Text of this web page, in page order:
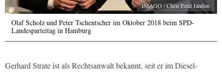
IMAGO / Chris Emil Janßen
Olaf Scholz und Peter Tschentscher im Oktober 2018 beim SPD-
Landesparteitag in Hamburg
Gerhard Strate ist als Rechtsanwalt bekannt, seit er im Diesel-